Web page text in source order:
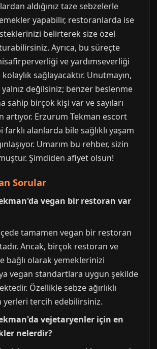
aldığınız taze sebzelerle
yapabilir, restoranlarda ise
belirterek size özel
Ayrıca, bu süreçte
ve yardımseverliği
sağlayacaktır. Unutmayın,
değilsiniz; benzer beslenme
sahip birçok kişi var ve sayıları
artıyor. Erzurum Tekman escort
alanlarda bile sağlıklı yaşam
Umarım bu rehber, sizin
Şimdiden afiyet olsun!
Sorular
vegan bir restoran var
tamamen vegan bir restoran
Ancak, birçok restoran ve
bağlı olarak yemeklerinizi
vegan standartlara uygun şekilde
Özellikle sebze ağırlıklı
yerleri tercih edebilirsiniz.
vejetaryenler için en
nelerdir?